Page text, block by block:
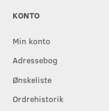
KONTO
Min konto
Adressebog
Ønskeliste
Ordrehistorik